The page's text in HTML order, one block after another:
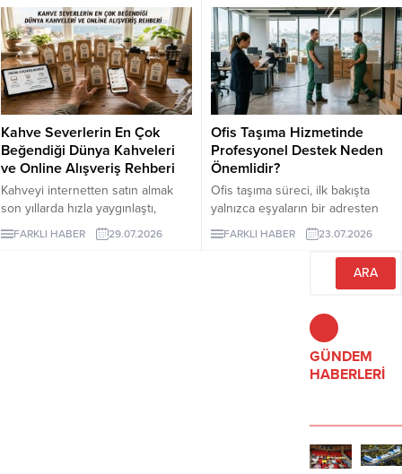
herkes için geçerli tek bir sayı
vermek mümkün değildir. Cilt
rengi, kılın kalınlığı, uygulama
bölgesi ve hormonal özellikler
seans planını etkileyebilir. İzmir
lazer epilasyon seçenekleri
araştırılırken kısa sürede kesin
sonuç vadeden açıklamalarla
karşılaşılabilir....
kullandığı en küçük amino asittir
ve burada minerali taşıyan bileşen
olarak görev yapar.
Kahve Severlerin En Çok
Beğendiği Dünya Kahveleri
ve Online Alışveriş Rehberi
Kahveyi internetten satın almak
son yıllarda hızla yaygınlaştı,
çünkü artık dünyanın en özel
yörelerinden gelen çekirdekler
FARKLI HABER 29.07.2026
Ofis Taşıma Hizmetinde
Profesyonel Destek Neden
Önemlidir?
Ofis taşıma süreci, ilk bakışta
yalnızca eşyaların bir adresten
başka bir adrese götürülmesi gibi
görünse de kurumsal işletmeler
için bundan çok daha geniş bir
FARKLI HABER 23.07.2026
GÜNDEM
HABERLERİ